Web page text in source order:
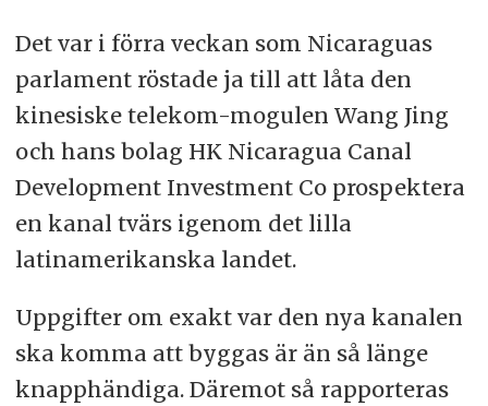
Det var i förra veckan som Nicaraguas
parlament röstade ja till att låta den
kinesiske telekom-mogulen Wang Jing
och hans bolag HK Nicaragua Canal
Development Investment Co prospektera
en kanal tvärs igenom det lilla
latinamerikanska landet.
Uppgifter om exakt var den nya kanalen
ska komma att byggas är än så länge
knapphändiga. Däremot så rapporteras